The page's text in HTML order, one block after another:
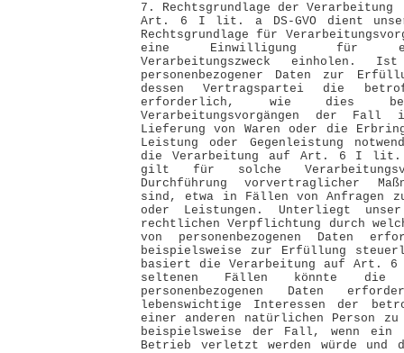
7. Rechtsgrundlage der Verarbeitung
Art. 6 I lit. a DS-GVO dient
Rechtsgrundlage für
eine Einwilligung für
Verarbeitungszweck einholen.
personenbezogener Daten zur
dessen Vertragspartei die
erforderlich, wie dies
Verarbeitungsvorgängen der
Lieferung von Waren oder die
Leistung oder Gegenleistung
die Verarbeitung auf Art. 6 I lit. b
gilt für solche
Durchführung vorvertraglicher
sind, etwa in Fällen von Anfragen
oder Leistungen. Unterliegt unser
rechtlichen Verpflichtung durch
von personenbezogenen Daten
beispielsweise zur Erfüllung
basiert die Verarbeitung auf Art.
seltenen Fällen könnte die
personenbezogenen Daten
lebenswichtige Interessen der
einer anderen natürlichen Person zu
beispielsweise der Fall, wenn ein
Betrieb verletzt werden würde und